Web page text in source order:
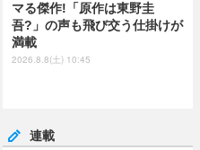
マる傑作!「原作は東野圭
吾?」の声も飛び交う仕掛けが
満載
2026.8.8(土) 10:45
連載